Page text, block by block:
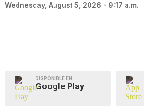
Wednesday, August 5, 2026 - 9:17 a.m.
DISPONIBLE EN
Google Play